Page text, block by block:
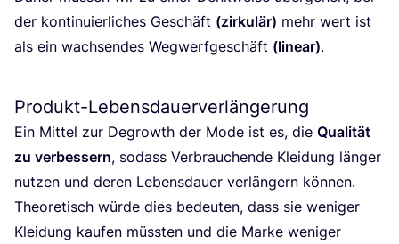
der kon­ti­nu­ier­li­ches Geschäft (zir­ku­lär) mehr wert ist
als ein wach­sen­des Weg­werf­ge­schäft (line­ar).
Produkt-Lebensdauerverlängerung
Ein Mit­tel zur Degrowth der Mode ist es, die Qua­li­tät
zu ver­bes­sern, sodass Ver­brau­chen­de Klei­dung län­ger
nut­zen und deren Lebens­dau­er ver­län­gern kön­nen.
Theo­re­tisch wür­de dies bedeu­ten, dass sie weni­ger
Klei­dung kau­fen müss­ten und die Mar­ke weni­ger